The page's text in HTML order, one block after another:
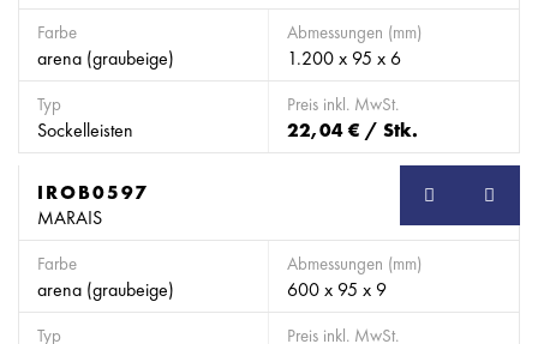
Farbe
arena (graubeige)
Abmessungen (mm)
1.200 x 95 x 6
Typ
Sockelleisten
Preis inkl. MwSt.
22,04 € / Stk.
SB
IROB0597
MARAIS
Farbe
arena (graubeige)
Abmessungen (mm)
600 x 95 x 9
Typ Preis inkl. MwSt.